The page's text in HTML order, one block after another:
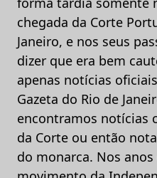
chegada da Corte
Janeiro, e nos seus
dizer que era bem
apenas notícias
Gazeta do Rio de
encontramos notícias
da Corte ou então
do monarca. Nos